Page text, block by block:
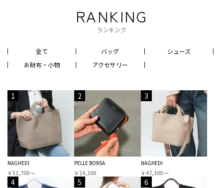
RANKING
ランキング
全て バッグ
シューズ
お財布・小物
アクセサリー
1
NAGHEDI
￥51,700 〜
2
PELLE BORSA
￥24,200
3
NAGHEDI
￥47,300 〜
4 5 6